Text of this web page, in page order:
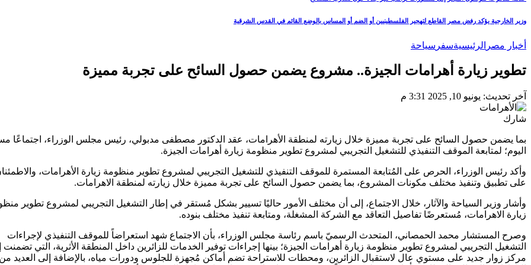
وزير الخارجية يؤكد رفض مصر القاطع لتهجير الفلسطينيين أو الضم أو المساس بالوضع القائم في القدس الشرقية
أخبار مصر الرئيسيةسفر سياحة
تطوير زيارة أهرامات الجيزة.. مشروع يضمن حصول السائح على تجربة مميزة
آخر تحديث: يونيو 10, 2025 3:31 م
شارك
بما يضمن حصول السائح على تجربة مميزة خلال زيارته لمنطقة الأهرامات، عقد الدكتور مصطفى مدبولي، رئيس مجلس الوزراء، اجتماعًا
اليوم؛ لمتابعة الموقف التنفيذي للتشغيل التجريبي لمشروع تطوير منظومة زيارة أهرامات الجيزة.
وأكد رئيس الوزراء، الحرص على المُتابعة المستمرة للموقف التنفيذي للتشغيل التجريبي لمشروع تطوير منظومة زيارة الأهرامات،
على تطبيق وتنفيذ مختلف مكونات المشروع، بما يضمن حصول السائح على تجربة مميزة خلال زيارته لمنطقة الاهرامات.
وأشار وزير السياحة والآثار، خلال الاجتماع، إلى أن مختلف الأمور حاليًا تسيير بشكل مُستقر في إطار التشغيل التجريبي لمشروع تطوير
زيارة الاهرامات، مُستعرضًا تفاصيل التعاقد مع الشركة المشغلة، ومتابعة تنفيذ مختلف بنوده.
وصرح المستشار محمد الحمصاني، المتحدث الرسميّ باسم رئاسة مجلس الوزراء، بأن الاجتماع شهد استعراضاً للموقف التنفيذي لإجراءات
التشغيل التجريبي لمشروع تطوير منظومة زيارة أهرامات الجيزة؛ بينها إجراءات توفير الخدمات للزائرين داخل المنطقة الأثرية، التي تضمنت
مركز زوار جديد على مستوي عال لاستقبال الزائرين، ومحطات للاستراحة تضم أماكن مُجهزة للجلوس ودورات مياه، بالإضافة إلى العديد من